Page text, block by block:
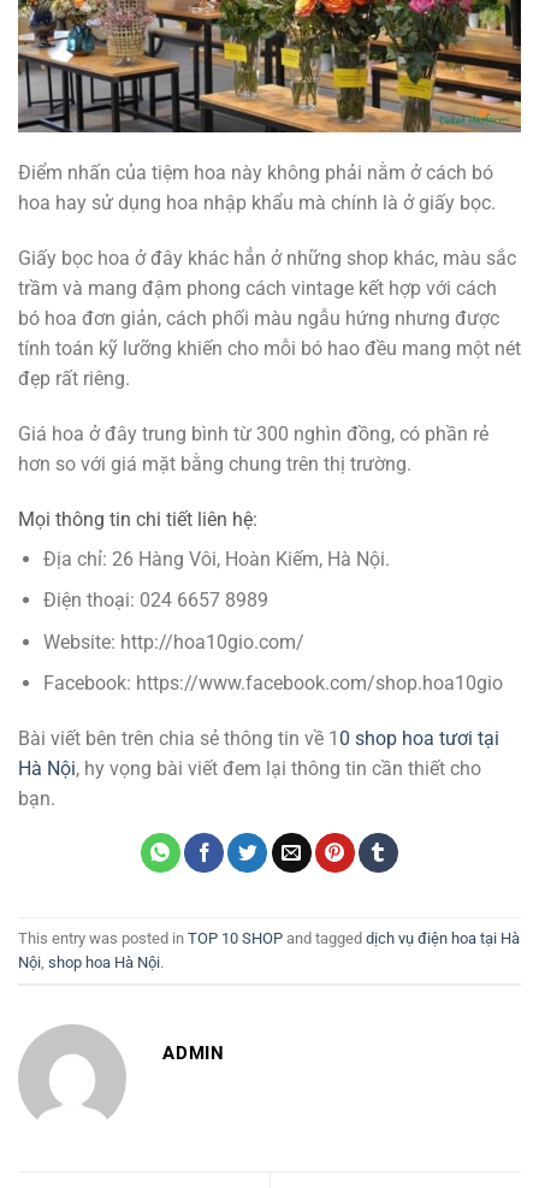
Điểm nhấn của tiệm hoa này không phải nằm ở cách bó
hoa hay sử dụng hoa nhập khẩu mà chính là ở giấy bọc.
Giấy bọc hoa ở đây khác hẳn ở những shop khác, màu sắc
trầm và mang đậm phong cách vintage kết hợp với cách
bó hoa đơn giản, cách phối màu ngẫu hứng nhưng được
tính toán kỹ lưỡng khiến cho mỗi bó hao đều mang một nét
đẹp rất riêng.
Giá hoa ở đây trung bình từ 300 nghìn đồng, có phần rẻ
hơn so với giá mặt bằng chung trên thị trường.
Mọi thông tin chi tiết liên hệ:
Địa chỉ: 26 Hàng Vôi, Hoàn Kiếm, Hà Nội.
Điện thoại: 024 6657 8989
Website: http://hoa10gio.com/
Facebook: https://www.facebook.com/shop.hoa10gio
Bài viết bên trên chia sẻ thông tin về 1 0 shop hoa tươi tại
Hà Nội, hy vọng bài viết đem lại thông tin cần thiết cho
bạn.
This entry was posted in TOP 10 SHOP and tagged dịch vụ điện hoa tại Hà
Nội shop hoa Hà Nội.
ADMIN